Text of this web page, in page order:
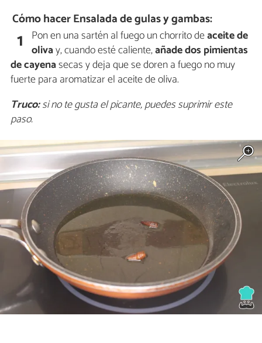
Cómo hacer Ensalada de gulas y gambas:
1 Pon en una sartén al fuego un chorrito deaceite de
olivay, cuando esté caliente,añade dos pimientas
decayenasecas y deja que se doren a fuego no muy
fuerte para aromatizar el aceite de oliva.
Truco:si no te gusta el picante, puedes suprimir este
paso.